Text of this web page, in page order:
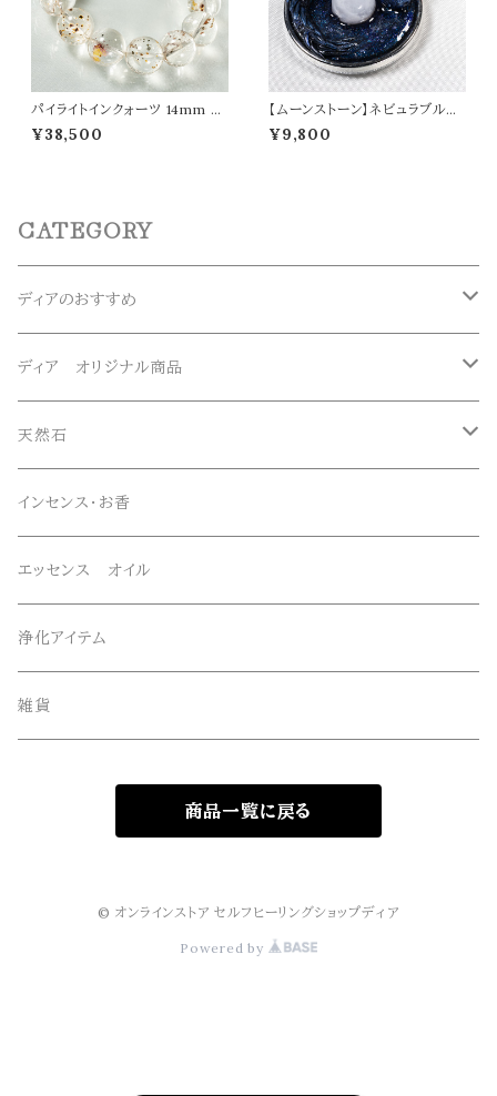
パイライトインクォーツ 14mm ブ
レスレット パワーストーン 天然石
t0525
¥38,500
【ムーンストーン】ネビュラブルー
ドラゴン ペンダントトップ オリジ
ナルアクセサリー 天然石 パワー
¥9,800
CATEGORY
ディアのおすすめ
ガネーシュヒマール産水晶
マニハール産水晶
スーパーセブン
ディア オリジナル商品
オリジナルブレスレット
オリジナルペンダント
オリジナルエッセンススプレー
オリジナルサンキャッチャー
オリジナル雑貨
天然石
ブレスレット
ネックレス・ペンダントトップ
ルース・タンブル
丸玉・ポイント
インセンス・お香
エッセンス オイル
浄化アイテム
雑貨
商品一覧に戻る
© オンラインストア セルフヒーリングショップディア
Powered by